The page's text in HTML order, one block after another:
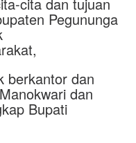
Pegununga
berkantor dan
dan
Bupati